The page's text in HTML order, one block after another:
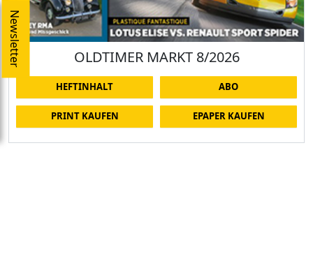
Newsletter OLDTIMER MARKT 8/2026
HEFTINHALT ABO
PRINT KAUFEN EPAPER KAUFEN